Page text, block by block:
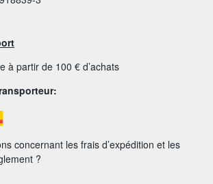
à partir de 100 € d’achats
concernant les frais d’expédition et les
?